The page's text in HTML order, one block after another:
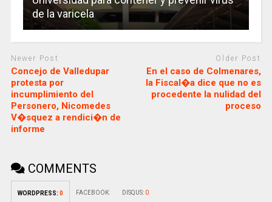
de la varicela
Newer Post
Concejo de Valledupar
protesta por
incumplimiento del
Personero, Nicomedes
V�squez a rendici�n de
informe
Older Post
En el caso de Colmenares,
la Fiscal�a dice que no es
procedente la nulidad del
proceso
COMMENTS
WORDPRESS: 0 FACEBOOK: DISQUS: 0